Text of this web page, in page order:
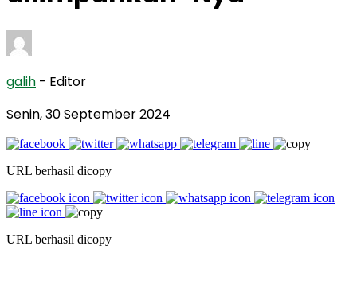
galih - Editor
Senin, 30 September 2024
URL berhasil dicopy
URL berhasil dicopy